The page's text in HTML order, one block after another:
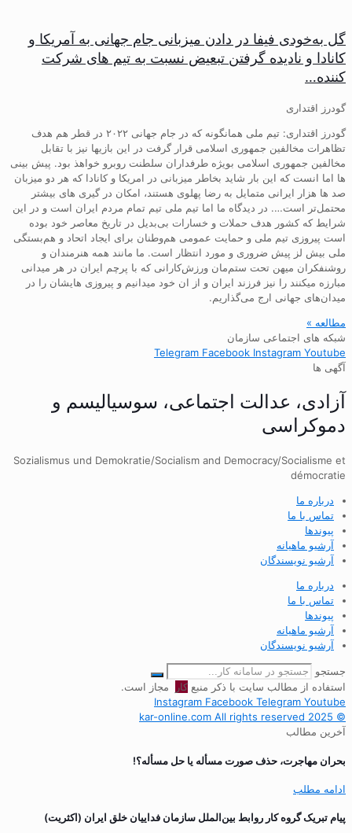
گل به‌خودی فیفا در دادن میزبانی جام جهانی به آمریکا و
کانادا و نادیده گرفتن تبعیض نسبت به تیم های شرکت
کننده…
گودرز اقتداری
گودرز اقتداری: تیم ملی همانگونه که در جام جهانی ۲۰۲۲ در قطر هم هدف
تظاهرات مخالفین جمهوری اسلامی قرار گرفت در این بازیها نیز با تقابل
مخالفین جمهوری اسلامی بویژه طرفداران سلطنت روبرو خواهذ بود. پیش بینی
ها اما انست که این بار شاید بخاطر میزبانی در امریکا و کانادا که هر دو میزبان
صد ها هزار ایرانی متمایل به رضا پهلوی هستند، امکان در گیری های بیشتر
محتمل‌تر است…. در دیدگاه ما اما تیم ملی تیم تمام مردم ایران است و در این
شرایط که کشور هدف حملات و خسارات بی‌بدیل در تاریخ معاصر خود بوده
است پیروزی تیم ملی و حمایت عمومی هم‌وطنان برای ایجاد اتحاد و هم‌بستگی
ملی بیش لز پیش ضروری و مورد انتظار است. ما مانند همه هنرمندان و
روشنفکران میهن تحت ستم‌مان ورزش‌کارانی که با پرچم ایران در هر میدانی
مبارزه میکنند را نیز فرزند ایران و از ان خود میدانیم و پیروزی هایشان را در
میدان‌های جهانی ارج می‌گذاریم.
مطالعه »
شبکه های اجتماعی سازمان
Telegram Facebook Instagram Youtube
آگهی ها
آزادی، عدالت اجتماعی، سوسیالیسم و
دموکراسی
Sozialismus und Demokratie/Socialism and Democracy/Socialisme et
démocratie
درباره ما
تماس با ما
پیوندها
آرشیو ماهیانه
آرشیو نویسندگان
درباره ما
تماس با ما
پیوندها
آرشیو ماهیانه
آرشیو نویسندگان
جستجو
استفاده از مطالب سایت با ذکر منبعکار
مجاز است.
Instagram Facebook Telegram Youtube
© 2025 kar-online.com All rights reserved
آخرین مطالب
بحران مهاجرت‌، حذف صورت مسأله یا حل مسأله؟!
ادامه مطلب
پیام تبریک گروه کار روابط بین‌الملل سازمان فداییان خلق ایران (اکثریت)